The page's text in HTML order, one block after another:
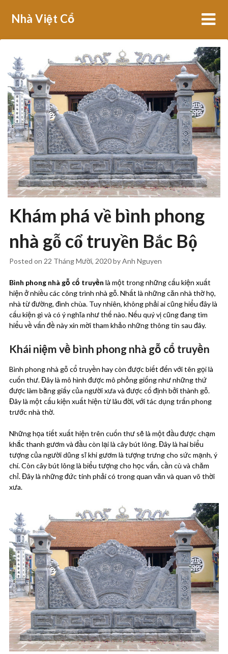
Nhà Việt Cổ
Khám phá về bình phong
nhà gỗ cổ truyền Bắc Bộ
Posted on 22 Tháng Mười, 2020byAnh Nguyen
Bình phong nhà gỗ cổ truyền là một trong những cấu kiện xuất
hiện ở nhiều các công trình nhà gỗ. Nhất là những căn nhà thờ họ,
nhà từ đường, đình chùa. Tuy nhiên, không phải ai cũng hiểu đây là
cấu kiện gì và có ý nghĩa như thế nào. Nếu quý vị cũng đang tìm
hiểu về vấn đề này xin mời tham khảo những thông tin sau đây.
Khái niệm về bình phong nhà gỗ cổ truyền
Bình phong nhà gỗ cổ truyền hay còn được biết đến với tên gọi là
cuốn thư. Đây là mô hình được mô phỏng giống như những thứ
được làm bằng giấy của người xưa và được cố định bởi thành gỗ.
Đây là một cấu kiện xuất hiện từ lâu đời, với tác dụng trấn phong
trước nhà thờ.
Những họa tiết xuất hiện trên cuốn thư sẽ là một đầu được chạm
khắc thanh gươm và đầu còn lại là cây bút lông. Đây là hai biểu
tượng của người dũng sĩ khi gươm là tượng trưng cho sức mạnh, ý
chí. Còn cây bút lông là biểu tượng cho học vấn, cần cù và chăm
chỉ. Đây là những đức tính phải có trong quan văn và quan võ thời
xưa.